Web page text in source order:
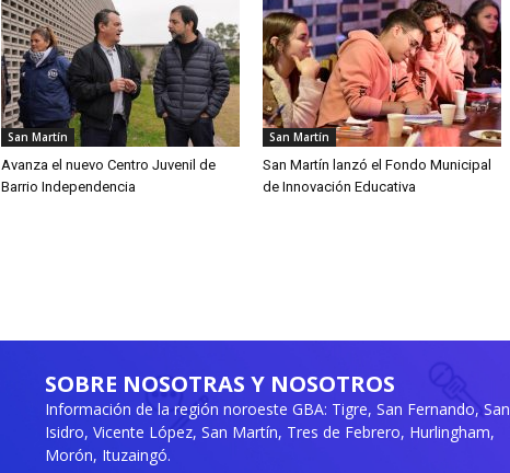
San Martín
Avanza el nuevo Centro Juvenil de
Barrio Independencia
San Martín
San Martín lanzó el Fondo Municipal
de Innovación Educativa
SOBRE NOSOTRAS Y NOSOTROS
Información de la región noroeste GBA: Tigre, San Fernando, San
Isidro, Vicente López, San Martín, Tres de Febrero, Hurlingham,
Morón, Ituzaingó.